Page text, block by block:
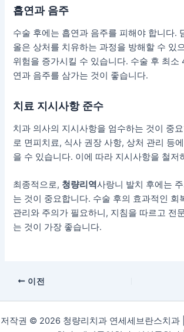
흡연과 음주
수술 후에는 흡연과 음주를 피해야 합니다.
올은 상처를 치유하는 과정을 방해할 수 있
위험을 증가시킬 수 있습니다. 수술 후 최소
연과 음주를 삼가는 것이 좋습니다.
치료 지시사항 준수
치과 의사의 지시사항을 엄수하는 것이 중
로 면피치료, 식사 권장 사항, 상처 관리 등
을 수 있습니다. 이에 따라 지시사항을 철저
최종적으로, 청량리역사랑니 발치 후에는
는 것이 중요합니다. 수술 후의 효과적인 회
관리와 주의가 필요하니, 지침을 따르고 전
는 것이 가장 좋습니다.
이전
저작권 © 2026 청량리치과 연세세브란스치과